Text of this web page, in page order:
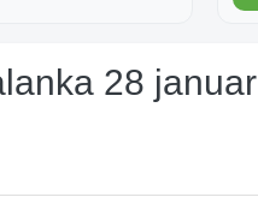
28 januar